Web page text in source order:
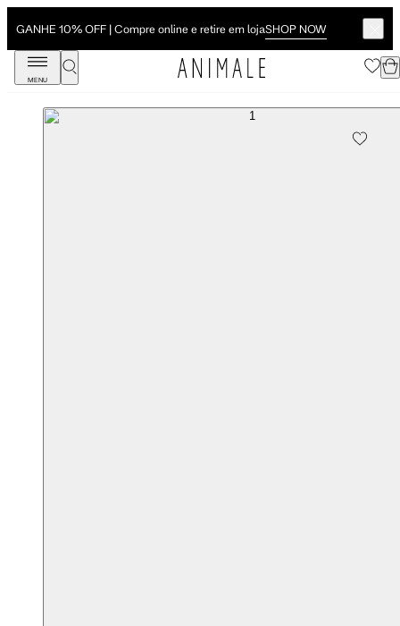
GANHE 10% OFF | Compre online e retire em lojaSHOP NOW
MENU